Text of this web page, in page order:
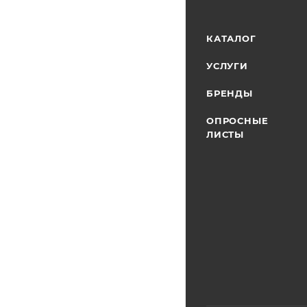
КАТАЛОГ
УСЛУГИ
БРЕНДЫ
ОПРОСНЫЕ
ЛИСТЫ